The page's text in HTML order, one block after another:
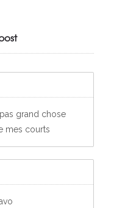
grand chose
mes courts